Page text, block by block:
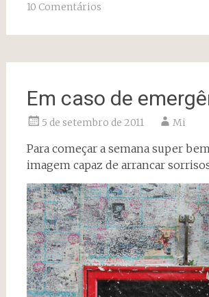
10 Comentários
Em caso de
5 de setembro de 2011 Mi
Para começar a semana super
imagem capaz de arrancar